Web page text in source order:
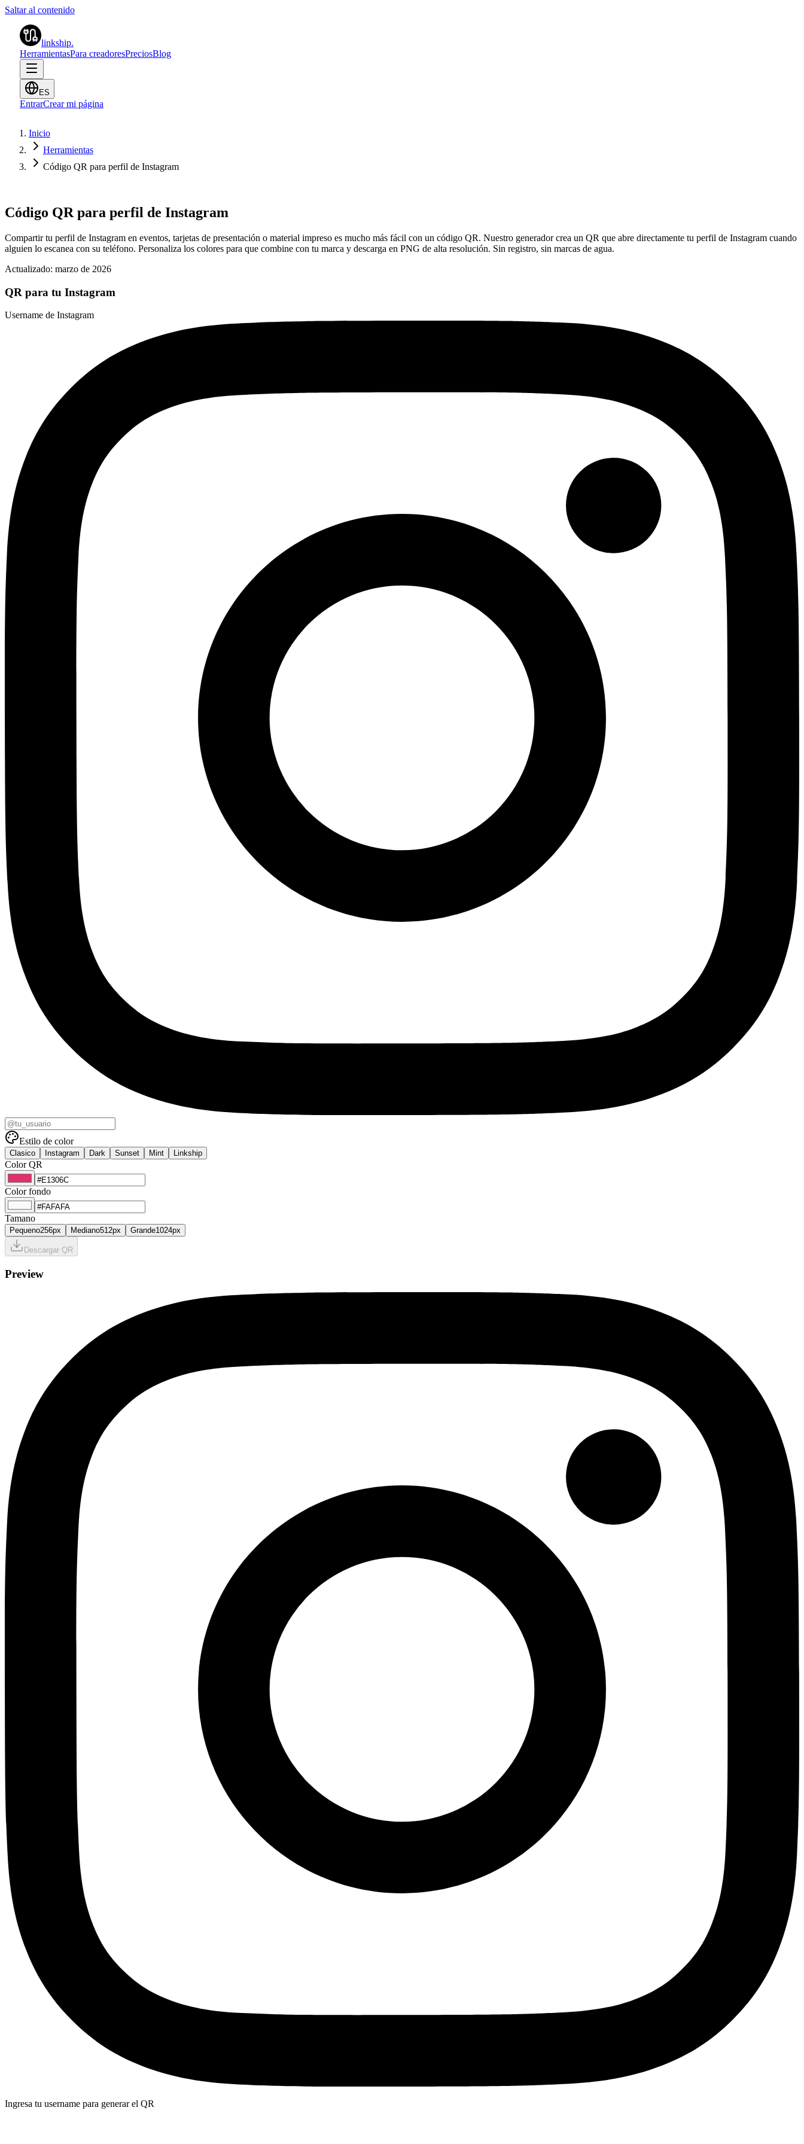
Saltar al contenido
linkship.
HerramientasPara creadoresPreciosBlog
ES
EntrarCrear mi página
Inicio
Herramientas
Código QR para perfil de Instagram
Código QR para perfil de Instagram
Compartir tu perfil de Instagram en eventos, tarjetas de presentación o material impreso es mucho más fácil con un código QR. Nuestro generador crea un QR que abre directamente tu perfil de Instagram cuando
alguien lo escanea con su teléfono. Personaliza los colores para que combine con tu marca y descarga en PNG de alta resolución. Sin registro, sin marcas de agua.
Actualizado: marzo de 2026
QR para tu Instagram
Username de Instagram
Estilo de color
Clasico Instagram Dark Sunset Mint Linkship
Color QR
Color fondo
Tamano
Pequeno256px Mediano512px Grande1024px
Descargar QR
Preview
Ingresa tu username para generar el QR